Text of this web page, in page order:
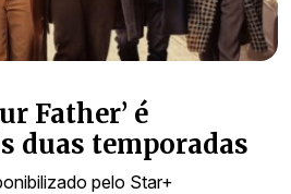
Father’ é
duas temporadas
pelo Star+